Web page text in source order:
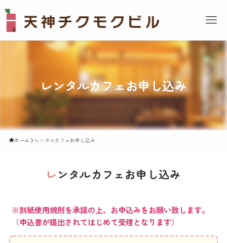
レンタルカフェお申し込み
ホーム レンタルカフェお申し込み
レンタルカフェお申し込み
※別紙使用規則を承諾の上、お申込みをお願い致します。
（申込書が提出されてはじめて受理となります）